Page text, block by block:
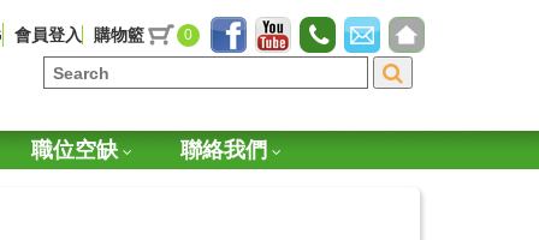
會員登入 購物籃 0
職位空缺 聯絡我們